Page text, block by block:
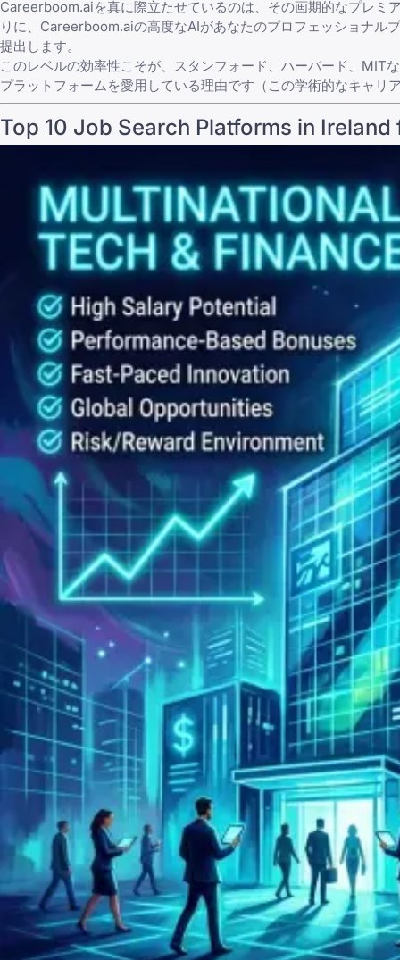
Careerboom.aiを真に際立たせているのは、その画期的なプレミ
りに、Careerboom.aiの高度なAIがあなたのプロフェッショナル
提出します。
このレベルの効率性こそが、スタンフォード、ハーバード、MIT
プラットフォームを愛用している理由です（この学術的なキャリ
Top 10 Job Search Platforms in